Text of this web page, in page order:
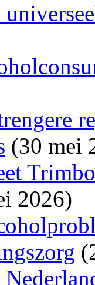
(30 mei
2026)